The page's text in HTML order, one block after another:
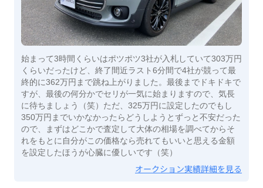
始まって3時間くらいはポツポツ3社が入札していて303万円
くらいだったけど、終了間近ラスト6分間で4社が競って最
終的に362万円まで跳ね上がりました。最後までドキドキで
すが、最後の何分かでセリが一気に始まりますので、気長
に待ちましょう（笑）ただ、325万円に設定したのでもし
350万円までいかなかったらどうしようとずっと不安だった
ので、まずはどこかで査定して大体の相場を調べてからそ
れをもとに自分がこの価格なら売れてもいいと思える金額
を設定したほうが心臓に優しいです（笑）
オークション実績詳細を見る